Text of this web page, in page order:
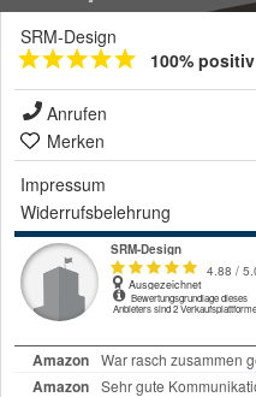
SRM-Design
100% positiv
Anrufen
Merken
Impressum
Widerrufsbelehrung